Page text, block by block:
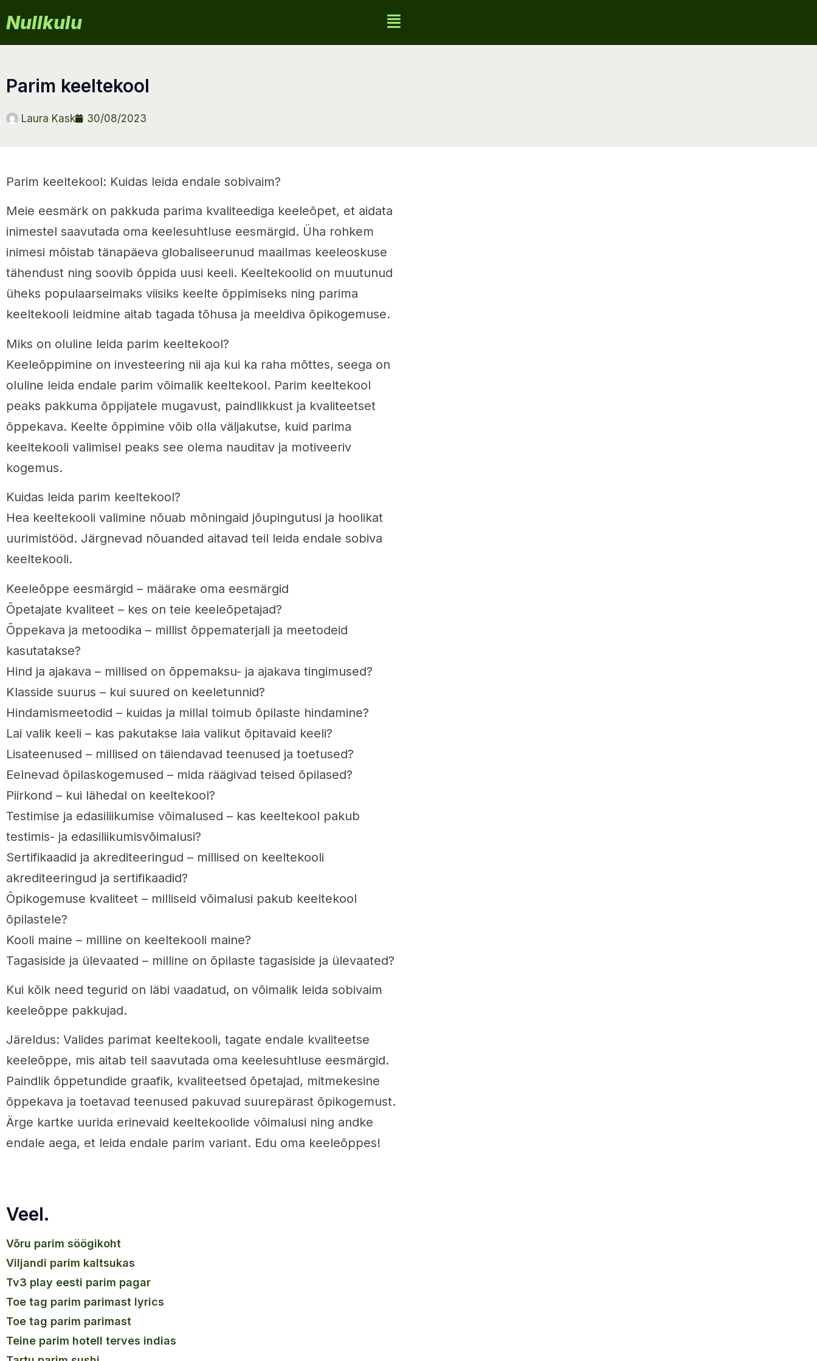
Nullkulu
parim keeltekool
Laura Kask 30/08/2023
Parim keeltekool: Kuidas leida endale sobivaim?
Meie eesmärk on pakkuda parima kvaliteediga keeleõpet, et aidata
inimestel saavutada oma keelesuhtluse eesmärgid. Üha rohkem
inimesi mõistab tänapäeva globaliseerunud maailmas keeleoskuse
tähendust ning soovib õppida uusi keeli. Keeltekoolid on muutunud
üheks populaarseimaks viisiks keelte õppimiseks ning parima
keeltekooli leidmine aitab tagada tõhusa ja meeldiva õpikogemuse.
Miks on oluline leida parim keeltekool?
Keeleõppimine on investeering nii aja kui ka raha mõttes, seega on
oluline leida endale parim võimalik keeltekool. Parim keeltekool
peaks pakkuma õppijatele mugavust, paindlikkust ja kvaliteetset
õppekava. Keelte õppimine võib olla väljakutse, kuid parima
keeltekooli valimisel peaks see olema nauditav ja motiveeriv
kogemus.
Kuidas leida parim keeltekool?
Hea keeltekooli valimine nõuab mõningaid jõupingutusi ja hoolikat
uurimistööd. Järgnevad nõuanded aitavad teil leida endale sobiva
keeltekooli.
Keeleõppe eesmärgid – määrake oma eesmärgid
Õpetajate kvaliteet – kes on teie keeleõpetajad?
Õppekava ja metoodika – millist õppematerjali ja meetodeid
kasutatakse?
Hind ja ajakava – millised on õppemaksu- ja ajakava tingimused?
Klasside suurus – kui suured on keeletunnid?
Hindamismeetodid – kuidas ja millal toimub õpilaste hindamine?
Lai valik keeli – kas pakutakse laia valikut õpitavaid keeli?
Lisateenused – millised on täiendavad teenused ja toetused?
Eelnevad õpilaskogemused – mida räägivad teised õpilased?
Piirkond – kui lähedal on keeltekool?
Testimise ja edasiliikumise võimalused – kas keeltekool pakub
testimis- ja edasiliikumisvõimalusi?
Sertifikaadid ja akrediteeringud – millised on keeltekooli
akrediteeringud ja sertifikaadid?
Õpikogemuse kvaliteet – milliseid võimalusi pakub keeltekool
õpilastele?
Kooli maine – milline on keeltekooli maine?
Tagasiside ja ülevaated – milline on õpilaste tagasiside ja ülevaated?
Kui kõik need tegurid on läbi vaadatud, on võimalik leida sobivaim
keeleõppe pakkujad.
Järeldus: Valides parimat keeltekooli, tagate endale kvaliteetse
keeleõppe, mis aitab teil saavutada oma keelesuhtluse eesmärgid.
Paindlik õppetundide graafik, kvaliteetsed õpetajad, mitmekesine
õppekava ja toetavad teenused pakuvad suurepärast õpikogemust.
Ärge kartke uurida erinevaid keeltekoolide võimalusi ning andke
endale aega, et leida endale parim variant. Edu oma keeleõppes!
Veel.
võru parim söögikoht
viljandi parim kaltsukas
tv3 play eesti parim pagar
toe tag parim parimast lyrics
toe tag parim parimast
teine parim hotell terves indias